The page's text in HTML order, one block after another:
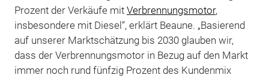
Prozent der Verkäufe mit Verbrennungsmotor,
insbesondere mit Diesel“, erklärt Beaune. „Basierend
auf unserer Marktschätzung bis 2030 glauben wir,
dass der Verbrennungsmotor in Bezug auf den Markt
immer noch rund fünfzig Prozent des Kundenmix